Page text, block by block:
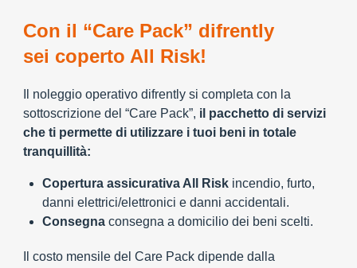
Con il “Care Pack” difrently
sei coperto All Risk!
Il noleggio operativo difrently si completa con la
sottoscrizione del “Care Pack”, il pacchetto di servizi
che ti permette di utilizzare i tuoi beni in totale
tranquillità:
Copertura assicurativa All Risk incendio, furto,
danni elettrici/elettronici e danni accidentali.
Consegna consegna a domicilio dei beni scelti.
Il costo mensile del Care Pack dipende dalla